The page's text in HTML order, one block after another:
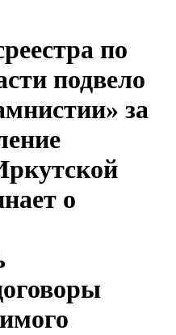
по
подвело
за
о